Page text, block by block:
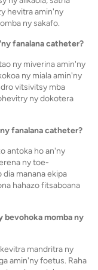
hevitra amin'ny
ny sakafo.
fanalana catheter?
ny miverina amin'ny
ny miala amin'ny
vitsivitsy mba
ny dokotera
fanalana catheter?
antoka ho an'ny
ny toe-
manana ekipa
hahazo fitsaboana
bevohoka momba ny
mandritra ny
amin'ny foetus. Raha